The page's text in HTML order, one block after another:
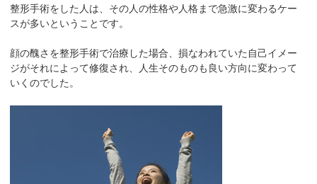
整形手術をした人は、その人の性格や人格まで急激に変わるケー
スが多いということです。
顔の醜さを整形手術で治療した場合、損なわれていた自己イメー
ジがそれによって修復され、人生そのものも良い方向に変わって
いくのでした。